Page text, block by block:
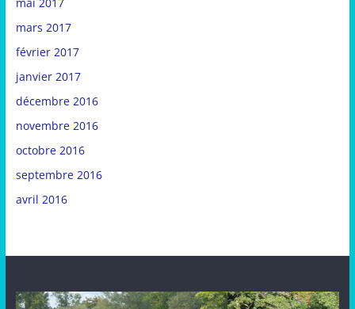
mars 2017
février 2017
janvier 2017
décembre 2016
novembre 2016
octobre 2016
septembre 2016
avril 2016